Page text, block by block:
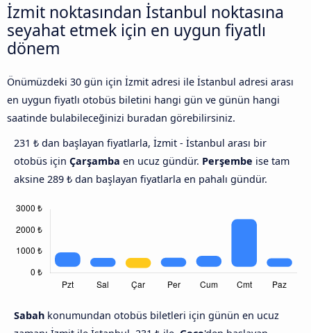
İzmit noktasından İstanbul noktasına
seyahat etmek için en uygun fiyatlı
dönem
Önümüzdeki 30 gün için İzmit adresi ile İstanbul adresi arası
en uygun fiyatlı otobüs biletini hangi gün ve günün hangi
saatinde bulabileceğinizi buradan görebilirsiniz.
231 ₺ dan başlayan fiyatlarla, İzmit - İstanbul arası bir
otobüs için Çarşamba en ucuz gündür. Perşembe ise tam
aksine 289 ₺ dan başlayan fiyatlarla en pahalı gündür.
Sabah konumundan otobüs biletleri için günün en ucuz